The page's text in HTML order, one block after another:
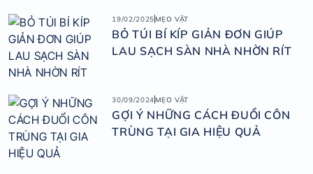
19/02/2025MẸO VẶT
BỎ TÚI BÍ KÍP GIẢN ĐƠN GIÚP
LAU SẠCH SÀN NHÀ NHỜN RÍT
30/09/2024MẸO VẶT
GỢI Ý NHỮNG CÁCH ĐUỔI CÔN
TRÙNG TẠI GIA HIỆU QUẢ